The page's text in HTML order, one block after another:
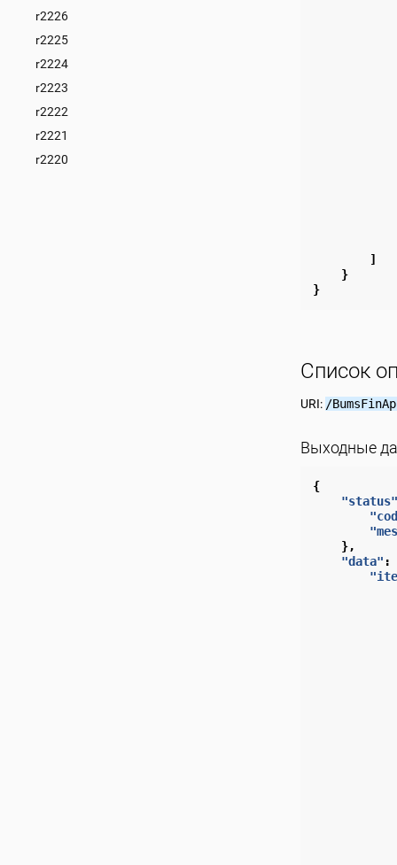
r2226
r2225
r2224
r2223
r2222
r2221
r2220
]
}
}
Список
URI: /
Выходные
{
"status"
},
"data" :